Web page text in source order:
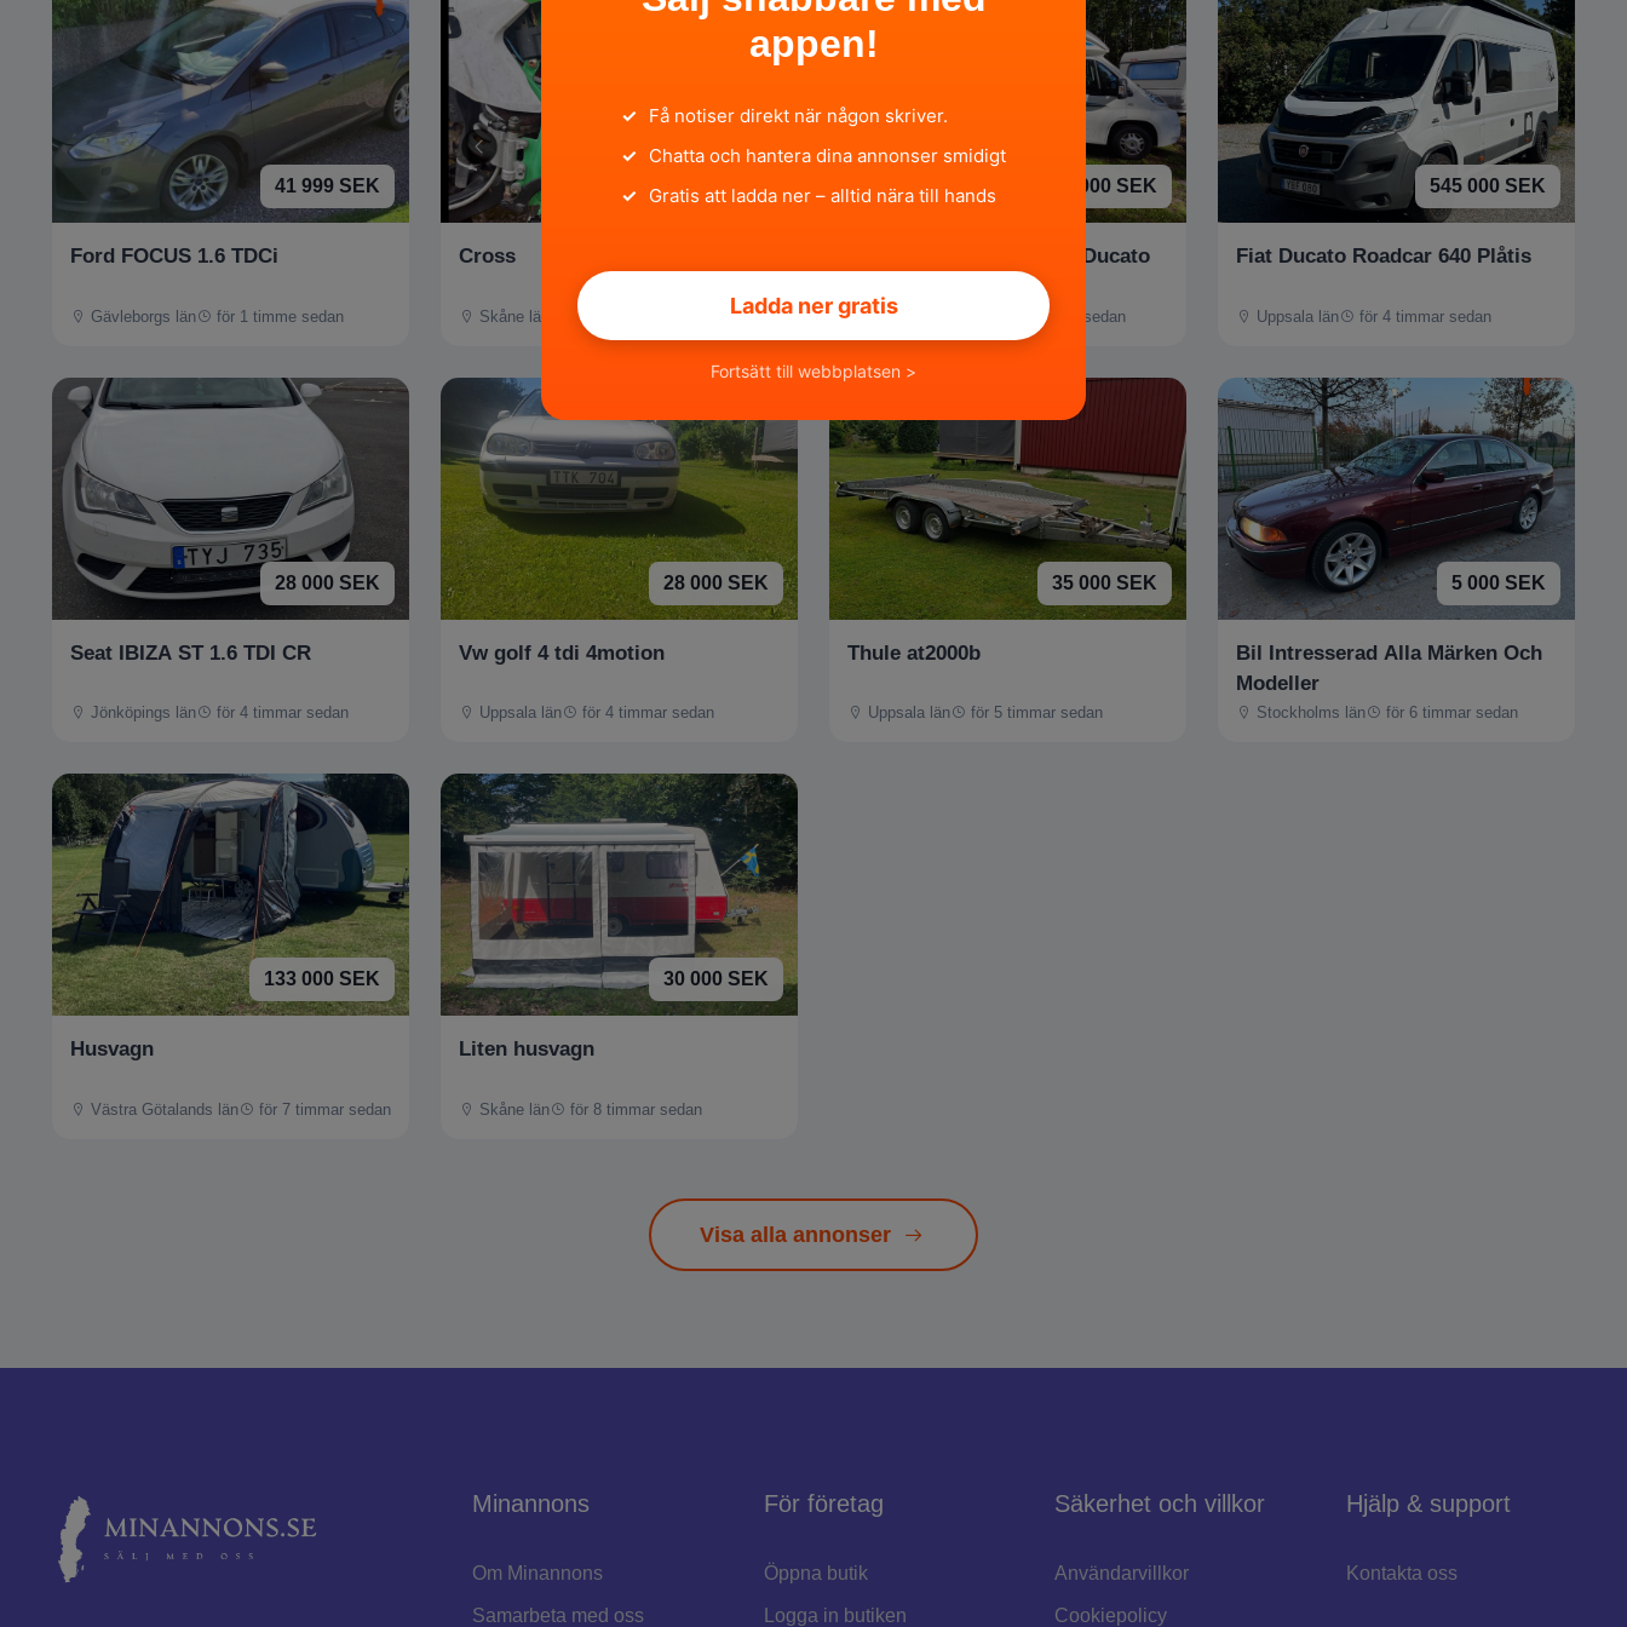
41 999 SEK
Ford FOCUS 1.6 TDCi
Gävleborgs län för 1 timme sedan
2 000 SEK
Cross
Skåne län för 3 timmar sedan
435 000 SEK
Rigmor Europeo 69 Fiat Ducato
Gävleborgs län för 3 timmar sedan
545 000 SEK
Fiat Ducato Roadcar 640 Plåtis
Uppsala län för 4 timmar sedan
28 000 SEK
Seat IBIZA ST 1.6 TDI CR
Jönköpings län för 4 timmar sedan
28 000 SEK
Vw golf 4 tdi 4motion
Uppsala län för 4 timmar sedan
35 000 SEK
Thule at2000b
Uppsala län för 5 timmar sedan
5 000 SEK
Bil Intresserad Alla Märken Och
Modeller
Stockholms län för 6 timmar sedan
133 000 SEK
Husvagn
Västra Götalands län för 7 timmar sedan
30 000 SEK
Liten husvagn
Skåne län för 8 timmar sedan
Visa alla annonser
appen!
✓ Få notiser direkt när någon skriver.
✓ Chatta och hantera dina annonser smidigt
✓ Gratis att ladda ner – alltid nära till hands
Ladda ner gratis
Fortsätt till webbplatsen >
Minannons
Om Minannons
Samarbeta med oss
För företag
Öppna butik
Logga in butiken
Säkerhet och villkor
Användarvillkor
Cookiepolicy
Hjälp & support
Kontakta oss